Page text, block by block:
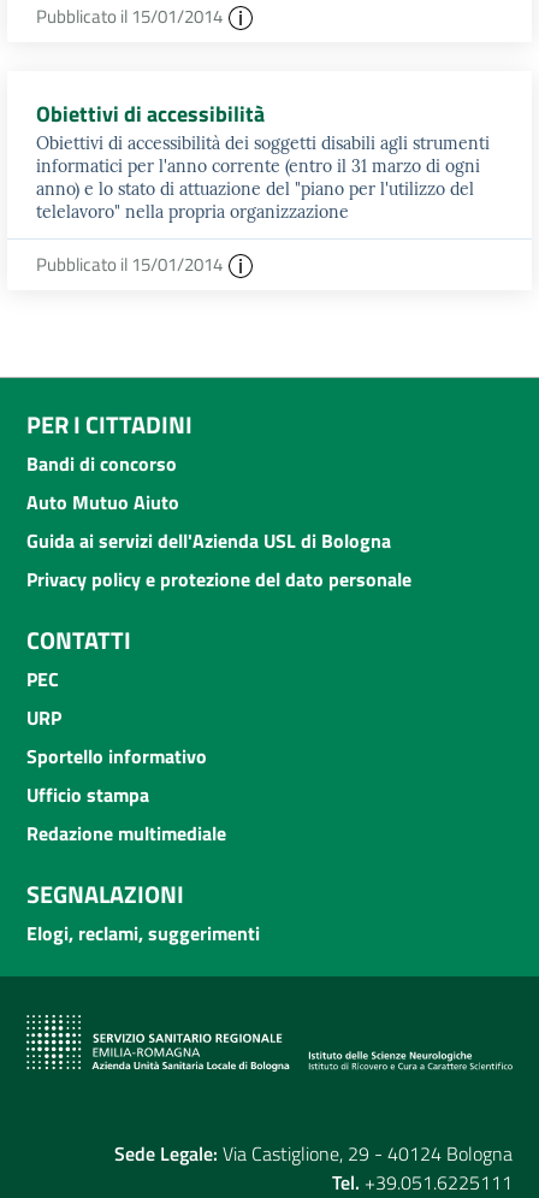
Pubblicato il 15/01/2014
Obiettivi di accessibilità
Obiettivi di accessibilità dei soggetti disabili agli strumenti
informatici per l'anno corrente (entro il 31 marzo di ogni
anno) e lo stato di attuazione del "piano per l'utilizzo del
telelavoro" nella propria organizzazione
Pubblicato il 15/01/2014
PER I CITTADINI
Bandi di concorso
Auto Mutuo Aiuto
Guida ai servizi dell'Azienda USL di Bologna
Privacy policy e protezione del dato personale
CONTATTI
PEC
URP
Sportello informativo
Ufficio stampa
Redazione multimediale
SEGNALAZIONI
Elogi, reclami, suggerimenti
Sede Legale: Via Castiglione, 29 - 40124 Bologna
Tel. +39.051.6225111